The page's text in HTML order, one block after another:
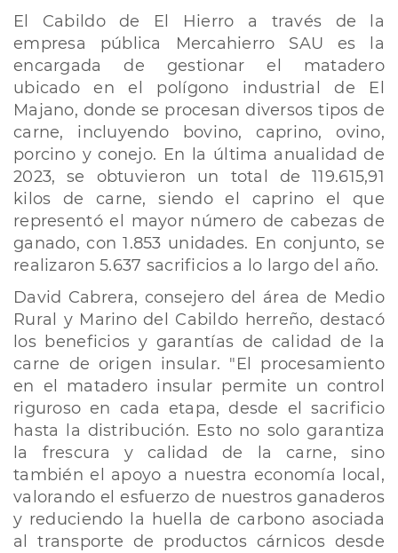
El Cabildo de El Hierro a través de la
empresa pública Mercahierro SAU es la
encargada de gestionar el matadero
ubicado en el polígono industrial de El
Majano, donde se procesan diversos tipos de
carne, incluyendo bovino, caprino, ovino,
porcino y conejo. En la última anualidad de
2023, se obtuvieron un total de 119.615,91
kilos de carne, siendo el caprino el que
representó el mayor número de cabezas de
ganado, con 1.853 unidades. En conjunto, se
realizaron 5.637 sacrificios a lo largo del año.
David Cabrera, consejero del área de Medio
Rural y Marino del Cabildo herreño, destacó
los beneficios y garantías de calidad de la
carne de origen insular. "El procesamiento
en el matadero insular permite un control
riguroso en cada etapa, desde el sacrificio
hasta la distribución. Esto no solo garantiza
la frescura y calidad de la carne, sino
también el apoyo a nuestra economía local,
valorando el esfuerzo de nuestros ganaderos
y reduciendo la huella de carbono asociada
al transporte de productos cárnicos desde